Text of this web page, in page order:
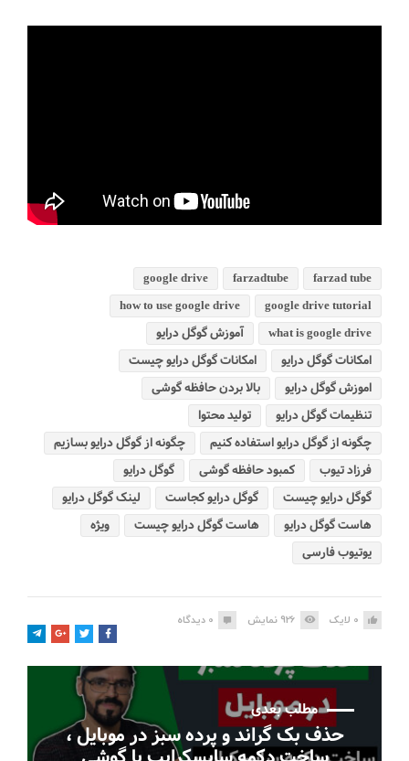
farzad tube
farzadtube
google drive
google drive tutorial
how to use google drive
what is google drive
آموزش گوگل درایو
امکانات گوگل درایو
امکانات گوگل درایو چیست
اموزش گوگل درایو
بالا بردن حافظه گوشی
تنظیمات گوگل درایو
تولید محتوا
چگونه از گوگل درایو استفاده کنیم
چگونه از گوگل درایو بسازیم
فرزاد تیوب
کمبود حافظه گوشی
گوگل درایو
گوگل درایو چیست
گوگل درایو کجاست
لینک گوگل درایو
هاست گوگل درایو
هاست گوگل درایو چیست
ویژه
یوتیوب فارسی
0 لایک 926 نمایش 0 دیدگاه
مطلب بعدی
حذف بک گراند و پرده سبز در موبایل ،